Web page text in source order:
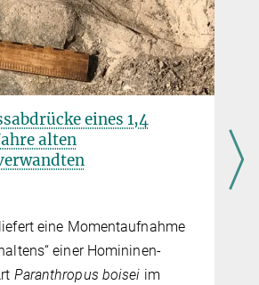
eines 1,4
alten
eine Momentaufnahme
einer Homininen-
Paranthropus boisei im